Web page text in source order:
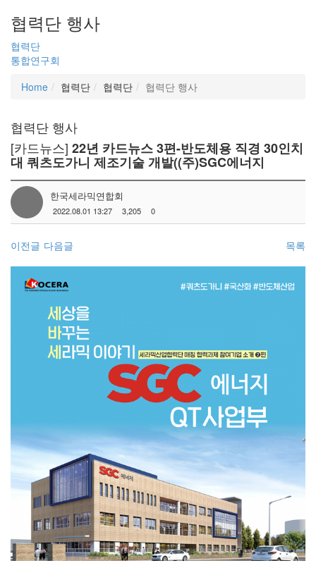
협력단 행사
협력단
통합연구회
Home
협력단 협력단 협력단 행사
협력단 행사
[카드뉴스] 22년 카드뉴스 3편-반도체용 직경 30인치
대 쿼츠도가니 제조기술 개발((주)SGC에너지
한국세라믹연합회
2022.08.01 13:27 3,205 0
이전글 다음글 목록